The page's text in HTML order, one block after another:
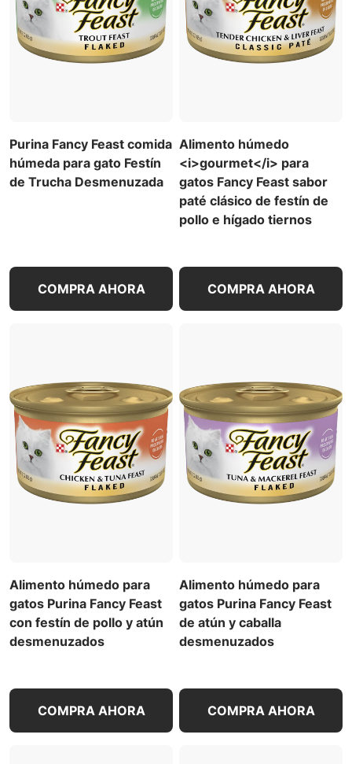
Purina Fancy Feast comida
húmeda para gato Festín
de Trucha Desmenuzada
COMPRA AHORA
Alimento húmedo
<i>gourmet</i> para
gatos Fancy Feast sabor
paté clásico de festín de
pollo e hígado tiernos
COMPRA AHORA
Alimento húmedo para
gatos Purina Fancy Feast
con festín de pollo y atún
desmenuzados
COMPRA AHORA
Alimento húmedo para
gatos Purina Fancy Feast
de atún y caballa
desmenuzados
COMPRA AHORA